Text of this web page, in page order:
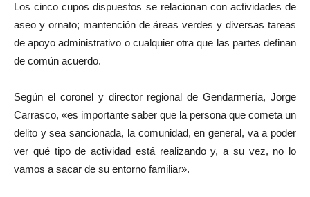
Los cinco cupos dispuestos se relacionan con actividades de
aseo y ornato; mantención de áreas verdes y diversas tareas
de apoyo administrativo o cualquier otra que las partes definan
de común acuerdo.
Según el coronel y director regional de Gendarmería, Jorge
Carrasco, «es importante saber que la persona que cometa un
delito y sea sancionada, la comunidad, en general, va a poder
ver qué tipo de actividad está realizando y, a su vez, no lo
vamos a sacar de su entorno familiar».